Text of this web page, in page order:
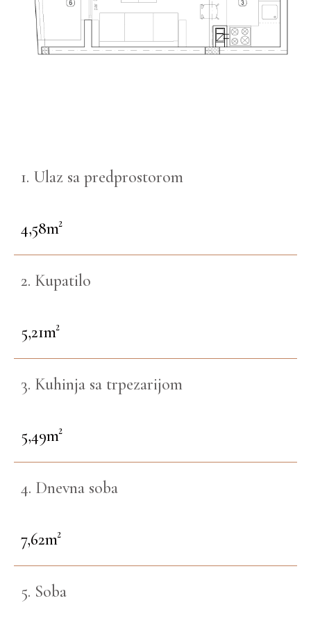
1. Ulaz sa predprostorom
4,58m²
2. Kupatilo
5,21m²
3. Kuhinja sa trpezarijom
5,49m²
4. Dnevna soba
7,62m²
5. Soba